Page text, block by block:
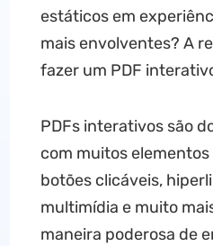
estáticos em
mais envolventes? A
fazer um PDF
PDFs interativos são
com muitos
botões clicáveis,
multimídia e muito
maneira poderosa de